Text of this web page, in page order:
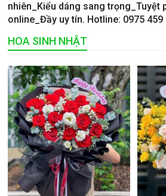
nhiên_Kiểu dáng sang trọng_Tuyệt
online_Đầy uy tín. Hotline: 0975
HOA SINH NHẬT